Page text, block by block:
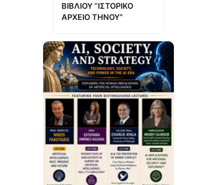
ΒΙΒΛΙΟΥ “ΙΣΤΟΡΙΚΟ
ΑΡΧΕΙΟ ΤΗΝΟΥ”